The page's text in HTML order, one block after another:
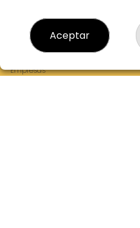
¿Quiénes somos?
Comprar lotería
Resultados
Empresas
Aceptar